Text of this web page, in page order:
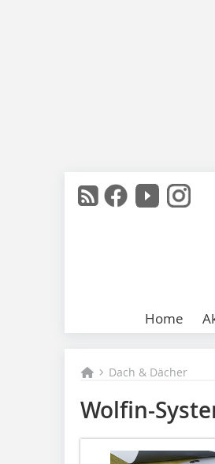
Home
Dach & Dächer
Wolfin-